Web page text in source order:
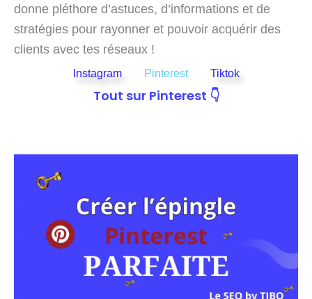
donne pléthore d’astuces, d’informations et de
stratégies pour rayonner et pouvoir acquérir des
clients avec tes réseaux !
Instagram Pinterest Tiktok
Tout sur Pinterest 👇